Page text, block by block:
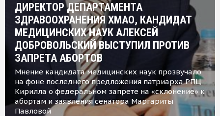
ДИРЕКТОР ДЕПАРТАМЕНТА
ЗДРАВООХРАНЕНИЯ ХМАО, КАНДИДАТ
МЕДИЦИНСКИХ НАУК АЛЕКСЕЙ
ДОБРОВОЛЬСКИЙ ВЫСТУПИЛ ПРОТИВ
ЗАПРЕТА АБОРТОВ
Мнение кандидата медицинских наук прозвучало
на фоне последнего предложения патриарха РПЦ
Кирилла о федеральном запрете на «склонение» к
абортам и заявления сенатора Маргариты
Павловой